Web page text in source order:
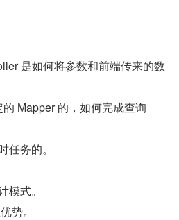
是如何将参数和前端传来的数
Mapper 的，如何完成查询
任务的。
式。
势。